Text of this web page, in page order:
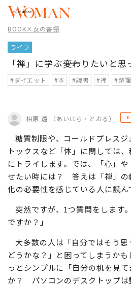
BOOK×女の書棚
ライフ
「禅」に学ぶ――変わりたいと
#ダイエット #本 #読書 #禅 #整
相原 透 （あいはら・とおる） +
糖質制限や、コールドプレス
トックスなど「体」に関しては
にトライします。では、「心」
せたい時には？ 答えは「禅」の
化の必要性を感じている人に読ん
突然ですが、1つ質問をします
ですか？」
大多数の人は「自分ではそう
どうかな？」と困ってしまうか
っとシンプルに「自分の机を見
か？ パソコンのデスクトップは